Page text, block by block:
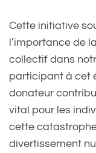
Cette initiative
l’importance de
collectif dans
participant à cet
donateur
vital pour les
cette
divertissement